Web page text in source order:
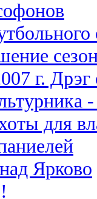
г.
-
для
Ярково